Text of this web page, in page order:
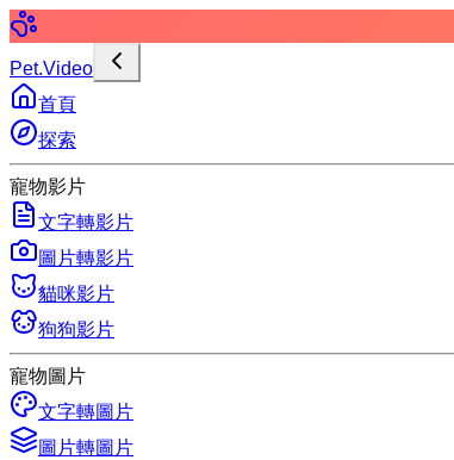
Pet.Video
首頁
探索
寵物影片
文字轉影片
圖片轉影片
貓咪影片
狗狗影片
寵物圖片
文字轉圖片
圖片轉圖片